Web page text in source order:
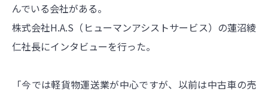
んでいる会社がある。
株式会社H.A.S（ヒューマンアシストサービス）の蓮沼綾
仁社長にインタビューを行った。
「今では軽貨物運送業が中心ですが、以前は中古車の売